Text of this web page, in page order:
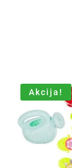
Akcija!